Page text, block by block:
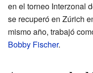
en el torneo Interzonal
se recuperó en Zúrich
mismo año, trabajó
Bobby Fischer.